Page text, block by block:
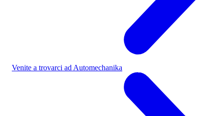
Venite a trovarci ad Automechanika